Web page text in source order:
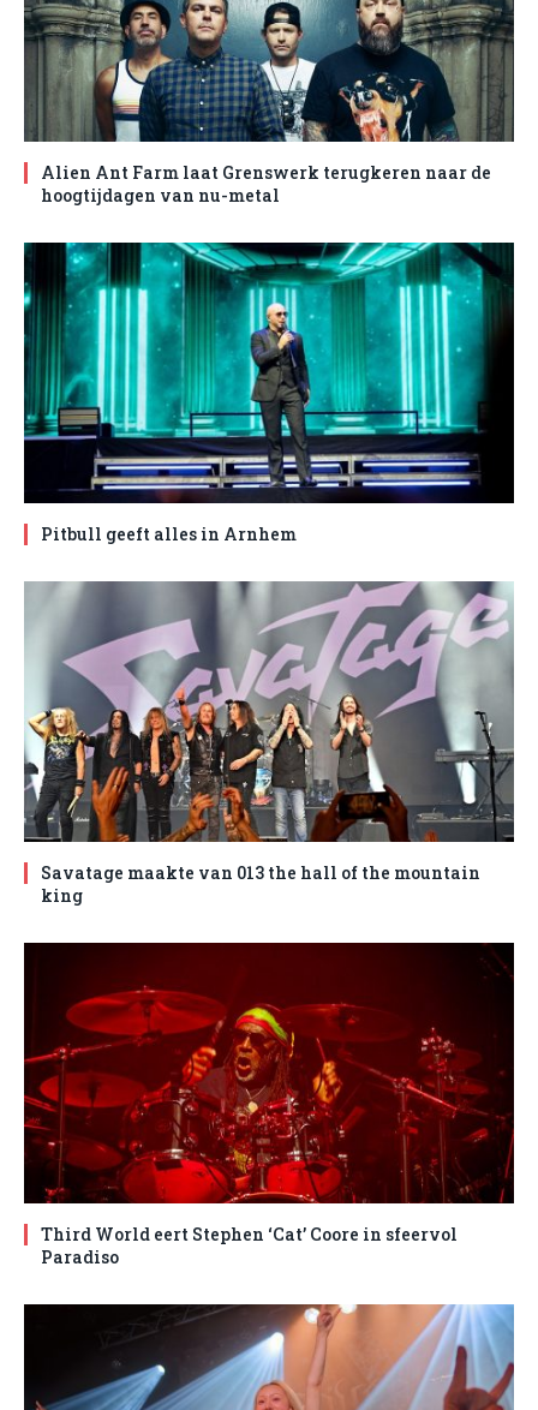
Alien Ant Farm laat Grenswerk terugkeren naar de
hoogtijdagen van nu-metal
Pitbull geeft alles in Arnhem
Savatage maakte van 013 the hall of the mountain
king
Third World eert Stephen ‘Cat’ Coore in sfeervol
Paradiso